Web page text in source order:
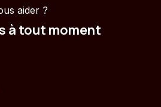
aider ?
à tout moment